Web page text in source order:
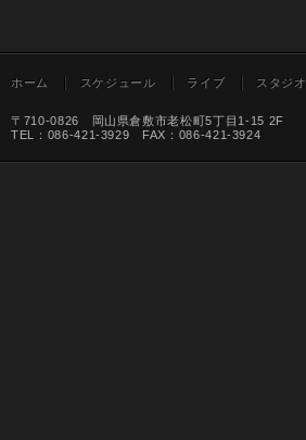
ホーム スケジュール ライブ スタジオ
〒710-0826 岡山県倉敷市老松町5丁目1-15 2F
TEL：086-421-3929 FAX：086-421-3924